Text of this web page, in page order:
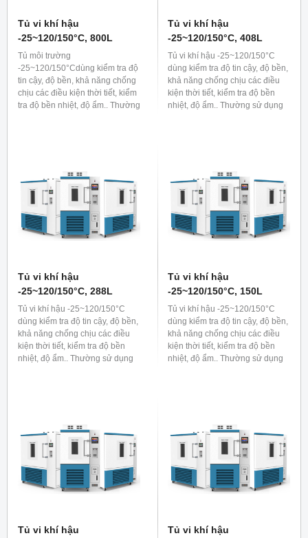
Tủ vi khí hậu
-25~120/150°C, 800L
Tủ môi trường
-25~120/150°Cdùng kiểm tra độ
tin cậy, độ bền, khả năng chống
chịu các điều kiện thời tiết, kiểm
tra độ bền nhiệt, độ ẩm.. Thường
Tủ vi khí hậu
-25~120/150°C, 408L
Tủ vi khí hậu -25~120/150°C
dùng kiểm tra độ tin cậy, độ bền,
khả năng chống chịu các điều
kiện thời tiết, kiểm tra độ bền
nhiệt, độ ẩm.. Thường sử dụng
Tủ vi khí hậu
-25~120/150°C, 288L
Tủ vi khí hậu -25~120/150°C
dùng kiểm tra độ tin cậy, độ bền,
khả năng chống chịu các điều
kiện thời tiết, kiểm tra độ bền
nhiệt, độ ẩm.. Thường sử dụng
Tủ vi khí hậu
-25~120/150°C, 150L
Tủ vi khí hậu -25~120/150°C
dùng kiểm tra độ tin cậy, độ bền,
khả năng chống chịu các điều
kiện thời tiết, kiểm tra độ bền
nhiệt, độ ẩm.. Thường sử dụng
Tủ vi khí hậu
Tủ vi khí hậu